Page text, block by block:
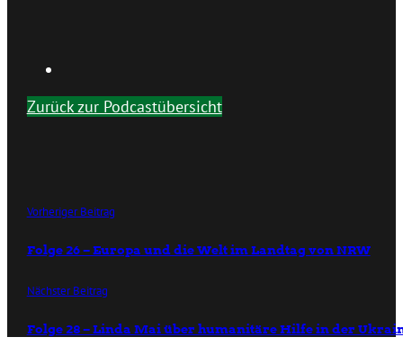
Zurück zur Podcastübersicht
Vorheriger Beitrag
Folge 26 – Europa und die Welt im Landtag von NRW
Nächster Beitrag
Folge 28 – Linda Mai über humanitäre Hilfe in der